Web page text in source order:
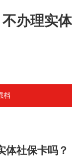
办理实
档
体社保卡吗？